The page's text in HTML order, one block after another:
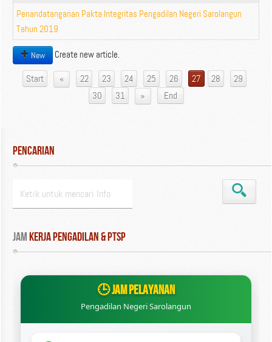
Penandatanganan Pakta Integritas Pengadilan Negeri Sarolangun
Tahun 2019
New Create new article.
Start « 22 23 24 25 26 27 28
29
30
31 » End
Pencarian
Jam Kerja Pengadilan & PTSP
🕒 JAM PELAYANAN
Pengadilan Negeri Sarolangun